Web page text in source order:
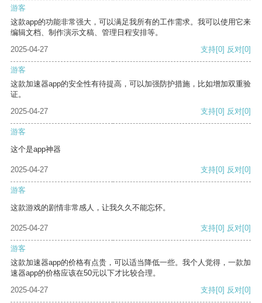
游客
这款app的功能非常强大，可以满足我所有的工作需求。我可以使用它来
编辑文档、制作演示文稿、管理日程安排等。
2025-04-27
支持[0] 反对[0]
游客
这款加速器app的安全性有待提高，可以加强防护措施，比如增加双重验
证。
2025-04-27
支持[0] 反对[0]
游客
这个是app神器
2025-04-27 支持[0] 反对[0]
游客
这款游戏的剧情非常感人，让我久久不能忘怀。
2025-04-27 支持[0] 反对[0]
游客
这款加速器app的价格有点贵，可以适当降低一些。我个人觉得，一款加
速器app的价格应该在50元以下才比较合理。
2025-04-27
支持[0] 反对[0]